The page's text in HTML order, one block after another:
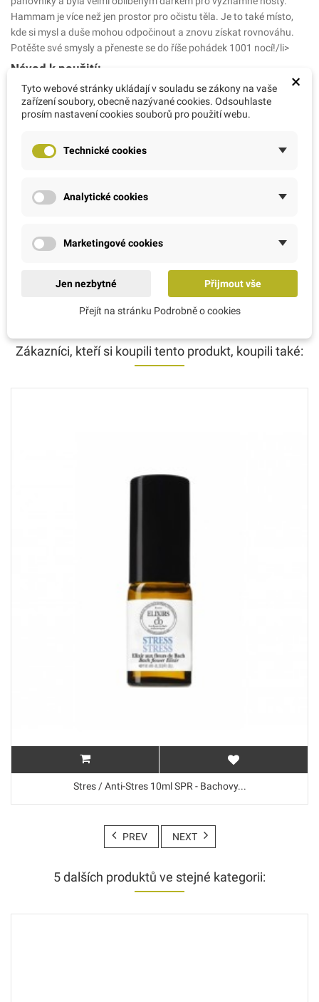
Hammam je více než jen prostor pro očistu těla. Je to také místo,
kde si mysl a duše mohou odpočinout a znovu získat rovnováhu.
Potěšte své smysly a přeneste se do říše pohádek 1001 nocí!/li>
Návod k použití:
Použití: naneste požadované množství na mokré vlasy a jemně
vmasírujte, poté důkladně opláchněte.
Složení INCI:
Sodium Chloride, Lauryl Glucoside, Parfum (Fragrance),
Trioleate, Laureth-2, Kyselina citronová, Argania Spinosa (Argan)
Dovoz z Belgie: AMC RATIO s.r.o., Arch. Weisse 1089,
www.bio-bachovky.cz
Země původu: Turecko
Zákazníci, kteří si koupili tento produkt, koupili také:
Stres / Anti-Stres 10ml SPR - Bachovy...
PREV NEXT
5 dalších produktů ve stejné kategorii:
×
Tyto webové stránky ukládají v souladu se zákony na vaše
zařízení soubory, obecně nazývané cookies. Odsouhlaste
prosím nastavení cookies souborů pro použití webu.
Technické cookies
Analytické cookies
Marketingové cookies
Jen nezbytné Přijmout vše
Přejít na stránku Podrobně o cookies